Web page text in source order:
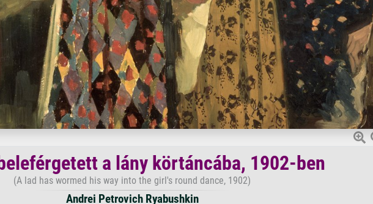
a lány körtáncába, 1902-ben
(A lad has wormed his way into the girl's round dance, 1902)
Andrei Petrovich Ryabushkin